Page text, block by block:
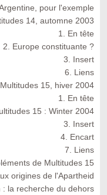
pour l'exemple
14, automne 2003
1. En tête
2. Europe constituante ?
3. Insert
6. Liens
15, hiver 2004
1. En tête
15 : Winter 2004
3. Insert
4. Encart
7. Liens
de Multitudes 15
origines de l'Apartheid
la recherche du dehors